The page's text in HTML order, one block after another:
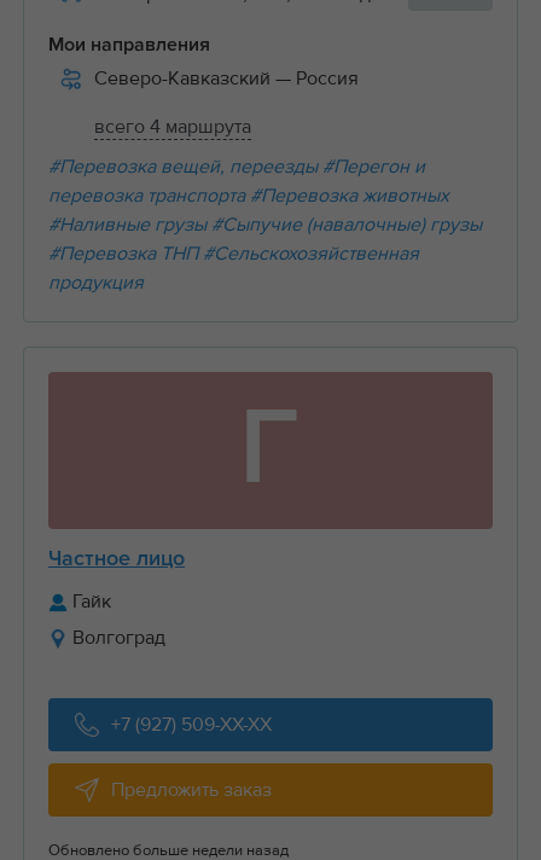
Мои направления
Северо-Кавказский — Россия
всего 4 маршрута
#Перевозка вещей, переезды #Перегон и
перевозка транспорта #Перевозка животных
#Наливные грузы #Сыпучие (навалочные) грузы
#Перевозка ТНП #Сельскохозяйственная
продукция
Г
Частное лицо
Гайк
Волгоград
+7 (927) 509-XX-XX
Предложить заказ
Обновлено больше недели назад